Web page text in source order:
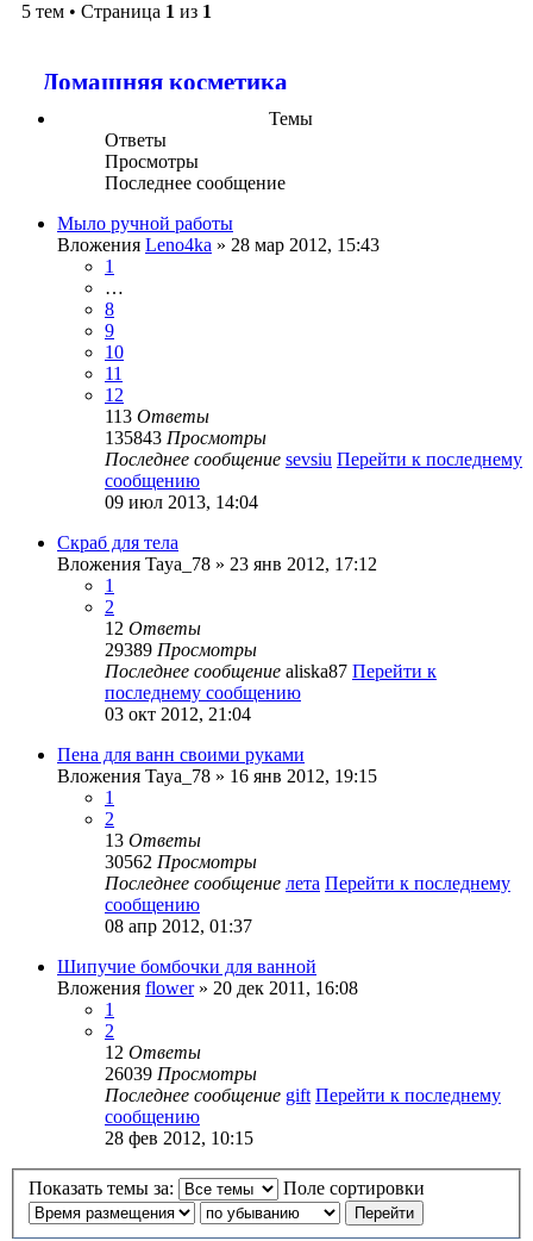
5 тем • Страница 1 из 1
Домашняя косметика
Темы
Ответы
Просмотры
Последнее сообщение
Мыло ручной работы
Вложения Leno4ka » 28 мар 2012, 15:43
1
…
8
9
10
11
12
113 Ответы
135843 Просмотры
Последнее сообщение sevsiu Перейти к последнему
сообщению
09 июл 2013, 14:04
Скраб для тела
Вложения Taya_78 » 23 янв 2012, 17:12
1
2
12 Ответы
29389 Просмотры
Последнее сообщение aliska87 Перейти к
последнему сообщению
03 окт 2012, 21:04
Пена для ванн своими руками
Вложения Taya_78 » 16 янв 2012, 19:15
1
2
13 Ответы
30562 Просмотры
Последнее сообщение лета Перейти к последнему
сообщению
08 апр 2012, 01:37
Шипучие бомбочки для ванной
Вложения flower» 20 дек 2011, 16:08
1
2
12 Ответы
26039 Просмотры
Последнее сообщение gift Перейти к последнему
сообщению
28 фев 2012, 10:15
Показать темы за: Поле сортировки